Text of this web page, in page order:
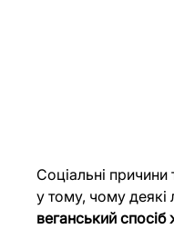
Соціальні
у тому, чому
веганський спосіб